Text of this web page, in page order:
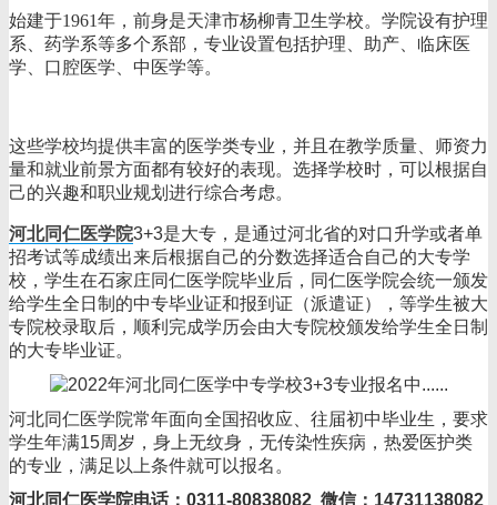
始建于1961年，前身是天津市杨柳青卫生学校。学院设有护理
系、药学系等多个系部，专业设置包括护理、助产、临床医
学、口腔医学、中医学等。
这些学校均提供丰富的医学类专业，并且在教学质量、师资力
量和就业前景方面都有较好的表现。选择学校时，可以根据自
己的兴趣和职业规划进行综合考虑。
河北同仁医学院3+3是大专，是通过河北省的对口升学或者单
招考试等成绩出来后根据自己的分数选择适合自己的大专学
校，学生在石家庄同仁医学院毕业后，同仁医学院会统一颁发
给学生全日制的中专毕业证和报到证（派遣证），等学生被大
专院校录取后，顺利完成学历会由大专院校颁发给学生全日制
的大专毕业证。
河北同仁医学院常年面向全国招收应、往届初中毕业生，要求
学生年满15周岁，身上无纹身，无传染性疾病，热爱医护类
的专业，满足以上条件就可以报名。
河北同仁医学院电话：0311-80838082 微信：14731138082